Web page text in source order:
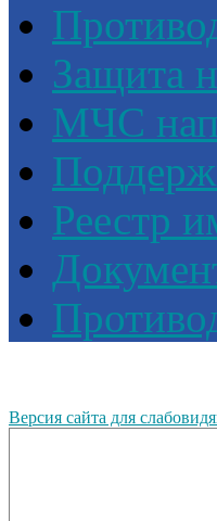
Защита
МЧС
Реестр
Версия сайта для